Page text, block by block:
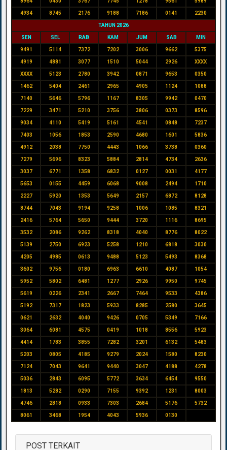
4934 8745 2176 9188 7186 0141 2230
TAHUN 2026
SEN SEL RAB KAM JUM SAB MIN
9491 5114 7372 7202 3006 9662 5375
4919 4881 3077 1510 5044 2926 XXXX
XXXX 5123 2780 3942 0871 9653 0350
1462 5404 2461 2965 4905 1124 1088
7140 5646 5796 1167 8305 9942 0470
7229 3471 5210 3756 3806 0373 8596
9034 4110 5419 5161 4541 0848 7237
7403 1056 1853 2590 4680 1601 5836
4912 2038 7750 4443 1066 3738 0360
7279 5696 8323 5884 2814 4734 2636
3037 6771 1358 6832 0127 0031 4177
5653 0155 4459 6068 9008 2494 1710
2227 5920 1353 5649 2157 6872 8128
8744 7043 9194 9258 1006 1085 8321
2416 5764 5650 9444 3720 1116 8695
3532 2086 9262 8318 4040 8776 8022
5139 2750 6923 5258 1210 6818 3030
4205 4985 0613 9488 5123 5493 8368
3602 9756 0180 6963 6610 4087 1054
5952 5802 6481 1277 2926 9950 9745
5619 0226 2341 2667 7464 9533 4386
5192 7317 1823 5933 8285 2580 3645
0621 2632 4040 9426 0705 5349 7166
3064 6081 4575 0419 1018 8556 5923
4414 1783 3855 7282 3201 6132 5483
5203 0805 4185 9279 2024 1580 8230
7124 7043 9641 9440 3047 4188 4278
5036 2843 6095 5772 3634 6454 9550
1813 5282 0290 7155 9392 1231 8003
4746 2818 0933 7303 2684 5176 5732
8061 3468 1954 4043 5936 0130
POST TERKAIT